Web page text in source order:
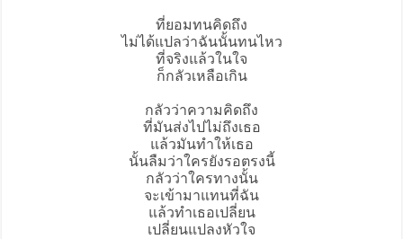
ที่ยอมทนคิดถึง
ไม่ได้แปลว่าฉันนั้นทนไหว
ที่จริงแล้วในใจ
ก็กลัวเหลือเกิน
กลัวว่าความคิดถึง
ที่มันส่งไปไม่ถึงเธอ
แล้วมันทำให้เธอ
นั้นลืมว่าใครยังรอตรงนี้
กลัวว่าใครทางนั้น
จะเข้ามาแทนที่ฉัน
แล้วทำเธอเปลี่ยน
เปลี่ยนแปลงหัวใจ